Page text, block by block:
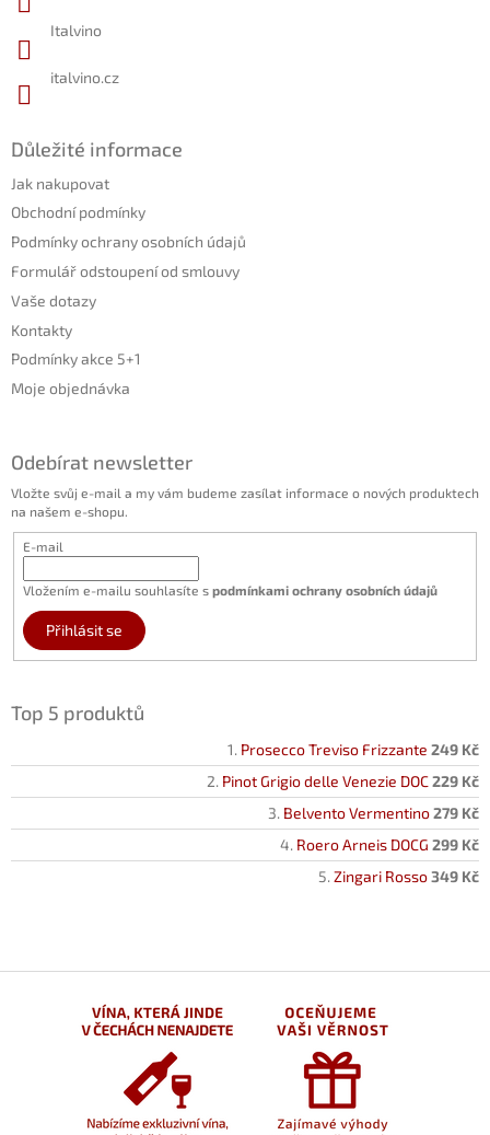
Italvino
italvino.cz
Důležité informace
Jak nakupovat
Obchodní podmínky
Podmínky ochrany osobních údajů
Formulář odstoupení od smlouvy
Vaše dotazy
Kontakty
Podmínky akce 5+1
Moje objednávka
Odebírat newsletter
Vložte svůj e-mail a my vám budeme zasílat informace o nových produktech
na našem e-shopu.
E-mail
Vložením e-mailu souhlasíte s podmínkami ochrany osobních údajů
Přihlásit se
Top 5 produktů
Prosecco Treviso Frizzante 249 Kč
Pinot Grigio delle Venezie DOC229 Kč
Belvento Vermentino279 Kč
Roero Arneis DOCG 299 Kč
Zingari Rosso349 Kč